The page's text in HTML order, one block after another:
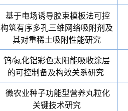
基于电场诱导胶束模板法可控
构筑有序多孔三维网络吸附剂及
其对重稀土吸附性能研究
钨/氮化铝彩色太阳能吸收涂层
的可控制备及构效关系研究
微农业种子功能型营养丸粒化
关键技术研究